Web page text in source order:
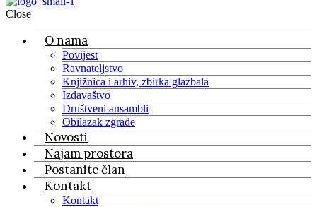
Close
O nama
Povijest
Ravnateljstvo
Knjižnica i arhiv, zbirka glazbala
Izdavaštvo
Društveni ansambli
Obilazak zgrade
Novosti
Najam prostora
Postanite član
Kontakt
Kontakt